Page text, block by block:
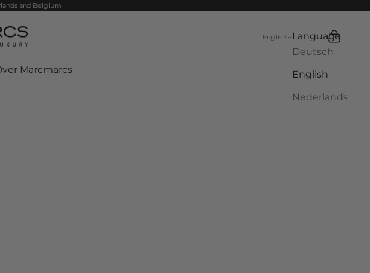
and Belgium
Marcmarcs
English
Language
Deutsch
English
Nederlands
Search
Cart